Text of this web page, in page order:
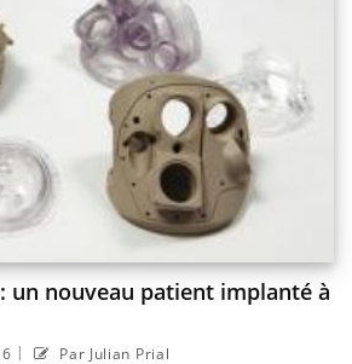
un nouveau patient implanté à
| Par Julian Prial